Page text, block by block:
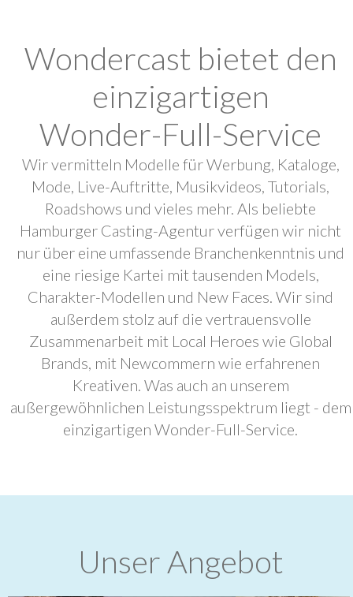
Wondercast bietet den
einzigartigen
Wonder-Full-Service
Wir vermitteln Modelle für Werbung, Kataloge,
Mode, Live-Auftritte, Musikvideos, Tutorials,
Roadshows und vieles mehr. Als beliebte
Hamburger Casting-Agentur verfügen wir nicht
nur über eine umfassende Branchenkenntnis und
eine riesige Kartei mit tausenden Models,
Charakter-Modellen und New Faces. Wir sind
außerdem stolz auf die vertrauensvolle
Zusammenarbeit mit Local Heroes wie Global
Brands, mit Newcommern wie erfahrenen
Kreativen. Was auch an unserem
außergewöhnlichen Leistungsspektrum liegt - dem
einzigartigen Wonder-Full-Service.
Unser Angebot